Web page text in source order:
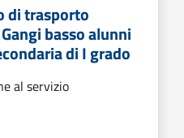
di trasporto
basso alunni
di I grado
al servizio